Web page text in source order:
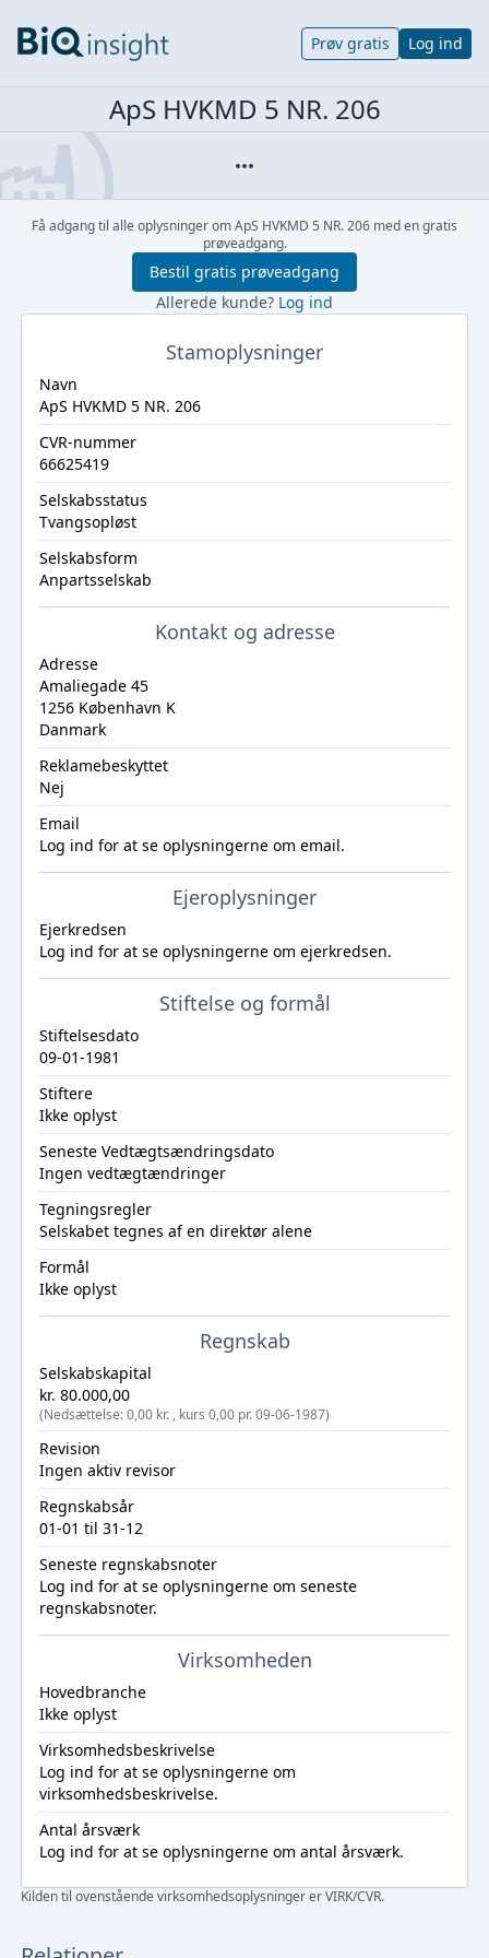
Prøv gratis Log ind
ApS HVKMD 5 NR. 206
Få adgang til alle oplysninger om ApS HVKMD 5 NR. 206 med en gratis
prøveadgang.
Bestil gratis prøveadgang
Allerede kunde? Log ind
Stamoplysninger
Navn
ApS HVKMD 5 NR. 206
CVR-nummer
66625419
Selskabsstatus
Tvangsopløst
Selskabsform
Anpartsselskab
Kontakt og adresse
Adresse
Amaliegade 45
1256 København K
Danmark
Reklamebeskyttet
Nej
Email
Log ind for at se oplysningerne om email.
Ejeroplysninger
Ejerkredsen
Log ind for at se oplysningerne om ejerkredsen.
Stiftelse og formål
Stiftelsesdato
09-01-1981
Stiftere
Ikke oplyst
Seneste Vedtægtsændringsdato
Ingen vedtægtændringer
Tegningsregler
Selskabet tegnes af en direktør alene
Formål
Ikke oplyst
Regnskab
Selskabskapital
kr. 80.000,00
(Nedsættelse: 0,00 kr. , kurs 0,00 pr. 09-06-1987)
Revision
Ingen aktiv revisor
Regnskabsår
01-01 til 31-12
Seneste regnskabsnoter
Log ind for at se oplysningerne om seneste
regnskabsnoter.
Virksomheden
Hovedbranche
Ikke oplyst
Virksomhedsbeskrivelse
Log ind for at se oplysningerne om
virksomhedsbeskrivelse.
Antal årsværk
Log ind for at se oplysningerne om antal årsværk.
Kilden til ovenstående virksomhedsoplysninger er VIRK/CVR.